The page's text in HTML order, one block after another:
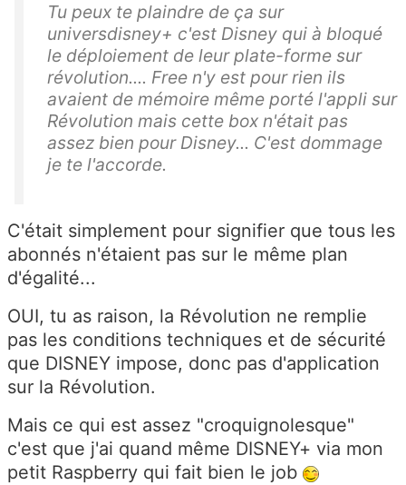
Tu peux te plaindre de ça sur
universdisney+ c'est Disney qui à bloqué
le déploiement de leur plate-forme sur
révolution.... Free n'y est pour rien ils
avaient de mémoire même porté l'appli sur
Révolution mais cette box n'était pas
assez bien pour Disney... C'est dommage
je te l'accorde.
C'était simplement pour signifier que tous les
abonnés n'étaient pas sur le même plan
d'égalité...
OUI, tu as raison, la Révolution ne remplie
pas les conditions techniques et de sécurité
que DISNEY impose, donc pas d'application
sur la Révolution.
Mais ce qui est assez "croquignolesque"
c'est que j'ai quand même DISNEY+ via mon
petit Raspberry qui fait bien le job